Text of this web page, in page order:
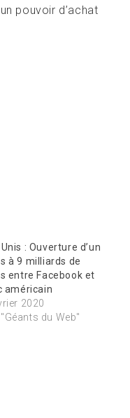
pouvoir d’achat
: Ouverture d’un
à 9 milliards de
entre Facebook et
américain
2020
du Web"